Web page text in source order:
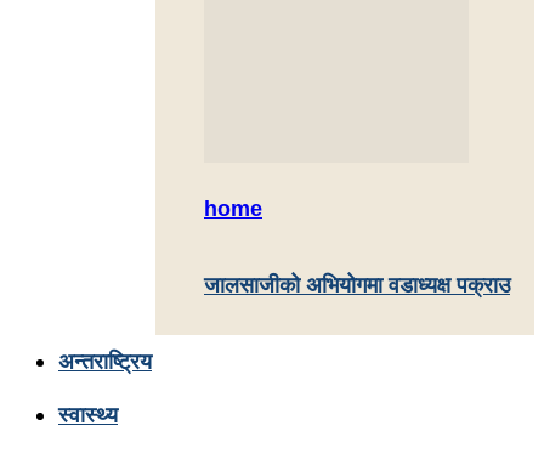
home
जालसाजीको अभियोगमा वडाध्यक्ष पक्राउ
अन्तराष्ट्रिय
स्वास्थ्य